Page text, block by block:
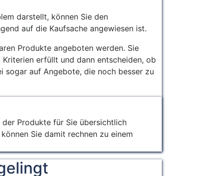
darstellt, können Sie den
auf die Kaufsache angewiesen ist.
Produkte angeboten werden. Sie
erfüllt und dann entscheiden, ob
sogar auf Angebote, die noch besser zu
Produkte für Sie übersichtlich
Sie damit rechnen zu einem